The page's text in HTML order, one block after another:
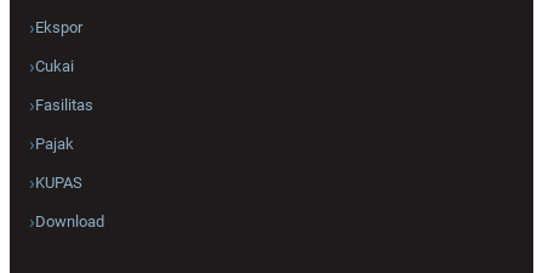
Ekspor
Cukai
Fasilitas
Pajak
KUPAS
Download